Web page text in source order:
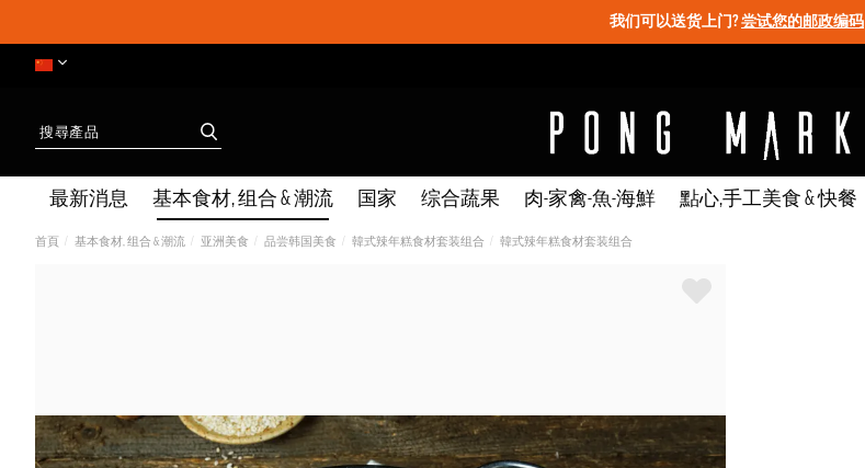
我们可以送货上门?尝试您的邮政编码
最新消息 基本食材, 组合 & 潮流 国家 综合蔬果 肉-家禽-魚-海鮮 點心,手工美食 & 快餐
首頁 基本食材, 组合 & 潮流 亚洲美食 品尝韩国美食 韓式辣年糕食材套装组合 韓式辣年糕食材套装组合